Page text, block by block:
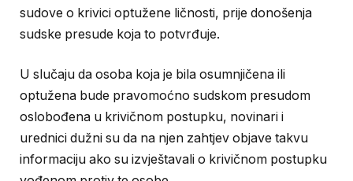
sudove o krivici optužene ličnosti, prije donošenja
sudske presude koja to potvrđuje.
U slučaju da osoba koja je bila osumnjičena ili
optužena bude pravomoćno sudskom presudom
oslobođena u krivičnom postupku, novinari i
urednici dužni su da na njen zahtjev objave takvu
informaciju ako su izvještavali o krivičnom postupku